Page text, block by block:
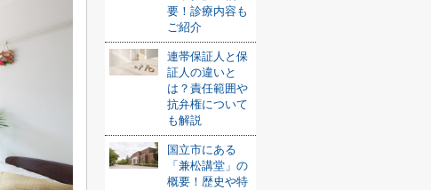
要！診療内容も
ご紹介
連帯保証人と保
証人の違いと
は？責任範囲や
抗弁権について
も解説
国立市にある
「兼松講堂」の
概要！歴史や特